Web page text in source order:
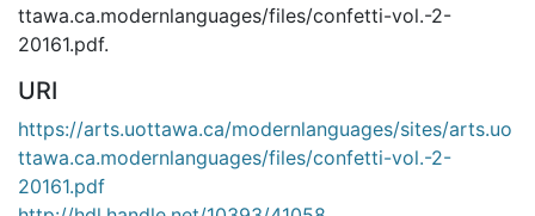
ttawa.ca.modernlanguages/files/confetti-vol.-2-
20161.pdf.
URI
https://arts.uottawa.ca/modernlanguages/sites/arts.uo
ttawa.ca.modernlanguages/files/confetti-vol.-2-
20161.pdf